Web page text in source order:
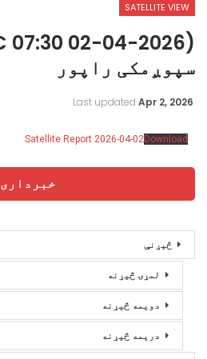
SATELLITE VIEW
سپوږمکی راپور
Last updated Apr 2, 2026
Satellite Report 2026-04-02Download
خبرداری
څیړنې
لمړۍ څیړنه
دویمه څیړنه
دریمه څیړنه